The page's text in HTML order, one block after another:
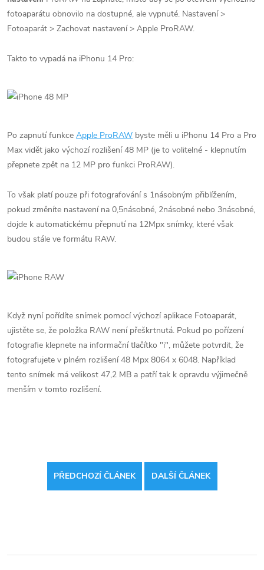
fotoaparátu obnovilo na dostupné, ale vypnuté. Nastavení >
Fotoaparát > Zachovat nastavení > Apple ProRAW.
Takto to vypadá na iPhonu 14 Pro:
Po zapnutí funkce Apple ProRAW byste měli u iPhonu 14 Pro a Pro
Max vidět jako výchozí rozlišení 48 MP (je to volitelné - klepnutím
přepnete zpět na 12 MP pro funkci ProRAW).
To však platí pouze při fotografování s 1násobným přiblížením,
pokud změníte nastavení na 0,5násobné, 2násobné nebo 3násobné,
dojde k automatickému přepnutí na 12Mpx snímky, které však
budou stále ve formátu RAW.
Když nyní pořídíte snímek pomocí výchozí aplikace Fotoaparát,
ujistěte se, že položka RAW není přeškrtnutá. Pokud po pořízení
fotografie klepnete na informační tlačítko "i", můžete potvrdit, že
fotografujete v plném rozlišení 48 Mpx 8064 x 6048. Například
tento snímek má velikost 47,2 MB a patří tak k opravdu výjimečně
menším v tomto rozlišení.
PŘEDCHOZÍ ČLÁNEK DALŠÍ ČLÁNEK